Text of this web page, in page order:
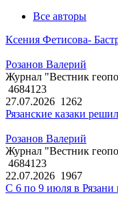
Все авторы
Ксения Фетисова-
Розанов Валерий
Журнал "Вестник
4684123
27.07.2026 1262
Рязанские казаки
Розанов Валерий
Журнал "Вестник
4684123
22.07.2026 1967
С 6 по 9 июля в Рязани